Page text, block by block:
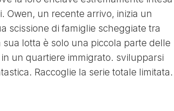
Owen, un recente arrivo, inizia un
scissione di famiglie scheggiate tra
sua lotta è solo una piccola parte delle
un quartiere immigrato. svilupparsi
Raccoglie la serie totale limitata.